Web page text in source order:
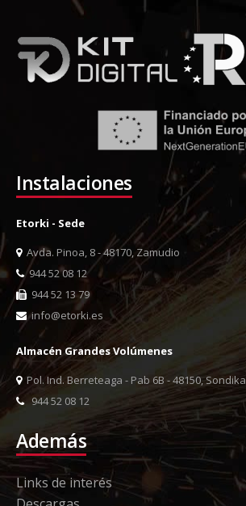
Instalaciones
Etorki - Sede
Avda. Pinoa, 8 - 48170, Zamudio
944 52 08 12
944 52 13 79
info@etorki.es
Almacén Grandes Volúmenes
Pol. Ind. Berreteaga - Pab 6B - 48150, Sondika
944 52 08 12
Además
Links de interés